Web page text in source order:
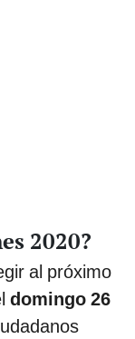
2020?
al próximo
domingo 26